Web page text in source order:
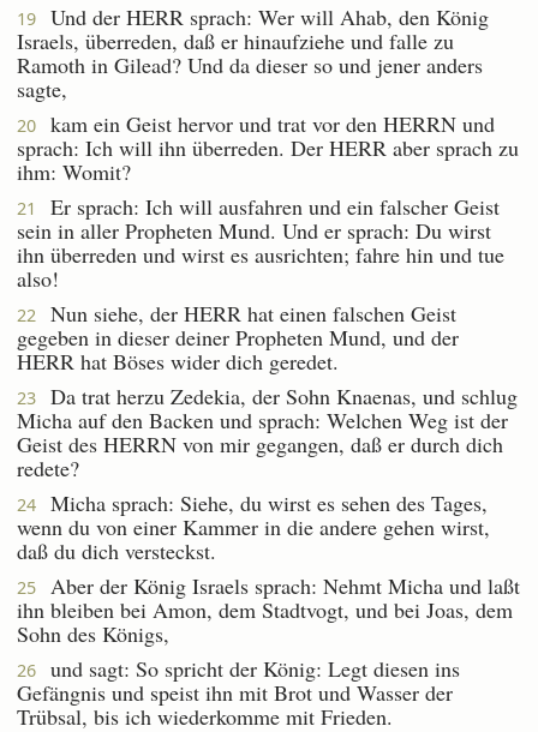
19
Und der HERR sprach: Wer will Ahab, den König
Israels, überreden, daß er hinaufziehe und falle zu
Ramoth in Gilead? Und da dieser so und jener anders
sagte,
20
kam ein Geist hervor und trat vor den HERRN und
sprach: Ich will ihn überreden. Der HERR aber sprach zu
ihm: Womit?
21
Er sprach: Ich will ausfahren und ein falscher Geist
sein in aller Propheten Mund. Und er sprach: Du wirst
ihn überreden und wirst es ausrichten; fahre hin und tue
also!
22
Nun siehe, der HERR hat einen falschen Geist
gegeben in dieser deiner Propheten Mund, und der
HERR hat Böses wider dich geredet.
23
Da trat herzu Zedekia, der Sohn Knaenas, und schlug
Micha auf den Backen und sprach: Welchen Weg ist der
Geist des HERRN von mir gegangen, daß er durch dich
redete?
24
Micha sprach: Siehe, du wirst es sehen des Tages,
wenn du von einer Kammer in die andere gehen wirst,
daß du dich versteckst.
25
Aber der König Israels sprach: Nehmt Micha und laßt
ihn bleiben bei Amon, dem Stadtvogt, und bei Joas, dem
Sohn des Königs,
26
und sagt: So spricht der König: Legt diesen ins
Gefängnis und speist ihn mit Brot und Wasser der
Trübsal, bis ich wiederkomme mit Frieden.